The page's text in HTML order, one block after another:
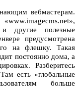
вебмастерам.
другие полезные
предусмотрена
на флешку. Такая
постоянно дома, а
Разберитесь
есть «глобальные
больше